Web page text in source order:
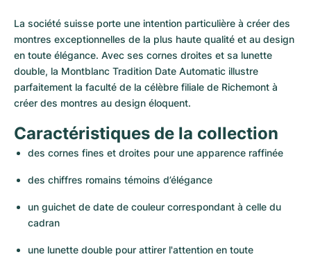
La société suisse porte une intention particulière à créer des
montres exceptionnelles de la plus haute qualité et au design
en toute élégance. Avec ses cornes droites et sa lunette
double, la Montblanc Tradition Date Automatic illustre
parfaitement la faculté de la célèbre filiale de Richemont à
créer des montres au design éloquent.
Caractéristiques de la collection
des cornes fines et droites pour une apparence raffinée
des chiffres romains témoins d’élégance
un guichet de date de couleur correspondant à celle du
cadran
une lunette double pour attirer l'attention en toute